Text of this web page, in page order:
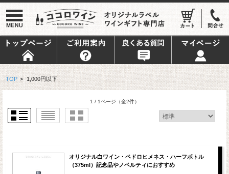
TOP > 1,000円以下
1 / 1ページ （全2件）
オリジナル白ワイン・ペドロヒメネス・ハーフボトル
（375ml）記念品やノベルティにおすすめ